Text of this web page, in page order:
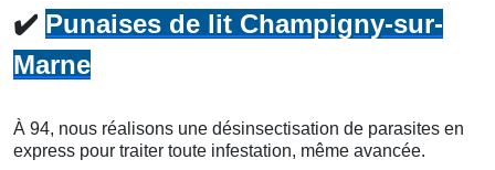
✔️ Punaises de lit Champigny-sur-
Marne
À 94, nous réalisons une désinsectisation de parasites en
express pour traiter toute infestation, même avancée.